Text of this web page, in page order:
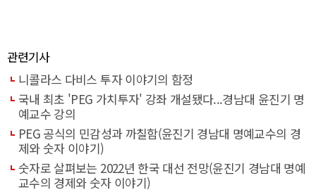
관련기사
니콜라스 다비스 투자 이야기의 함정
국내 최초 'PEG 가치투자' 강좌 개설됐다...경남대 윤진기 명
예교수 강의
PEG 공식의 민감성과 까칠함(윤진기 경남대 명예교수의 경
제와 숫자 이야기)
숫자로 살펴보는 2022년 한국 대선 전망(윤진기 경남대 명예
교수의 경제와 숫자 이야기)